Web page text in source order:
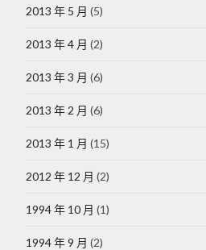
2013 年 5 月 (5)
2013 年 4 月 (2)
2013 年 3 月 (6)
2013 年 2 月 (6)
2013 年 1 月 (15)
2012 年 12 月 (2)
1994 年 10 月 (1)
1994 年 9 月 (2)